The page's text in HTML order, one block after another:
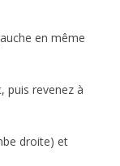
en même
puis revenez à
droite) et